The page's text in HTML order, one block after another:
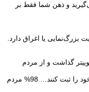
و ذهن شما فقط بر
بزرگ‌نمایی یا اغراق دارد.
توییتر گذاشت و از مردم
خواست تا در مورد کیفیت مک دونالد نظرات خود را ثبت کنند… 98% مردم